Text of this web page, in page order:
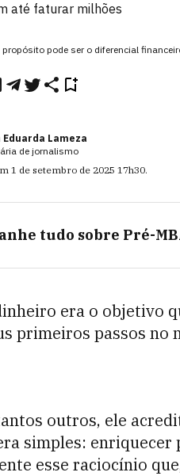
até faturar milhões
pode ser o diferencial
Eduarda Lameza
de jornalismo
1 de setembro de 2025 17h30.
tudo sobre Pré-
era o objetivo
primeiros passos no
outros, ele
simples: enriquecer
esse raciocínio